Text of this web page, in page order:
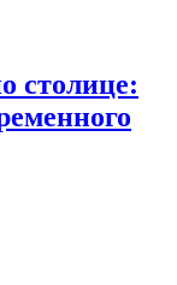
столице: